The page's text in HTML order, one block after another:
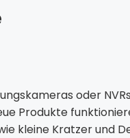
oder
Produkte
kleine Kratzer und